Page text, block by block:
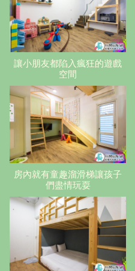
讓小朋友都陷入瘋狂的遊戲
空間
房內就有童趣溜滑梯讓孩子
們盡情玩耍